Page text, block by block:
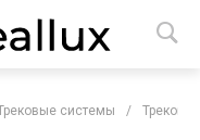
системы /